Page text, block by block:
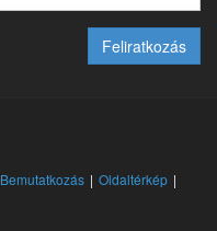
Feliratkozás
Bemutatkozás Oldaltérkép